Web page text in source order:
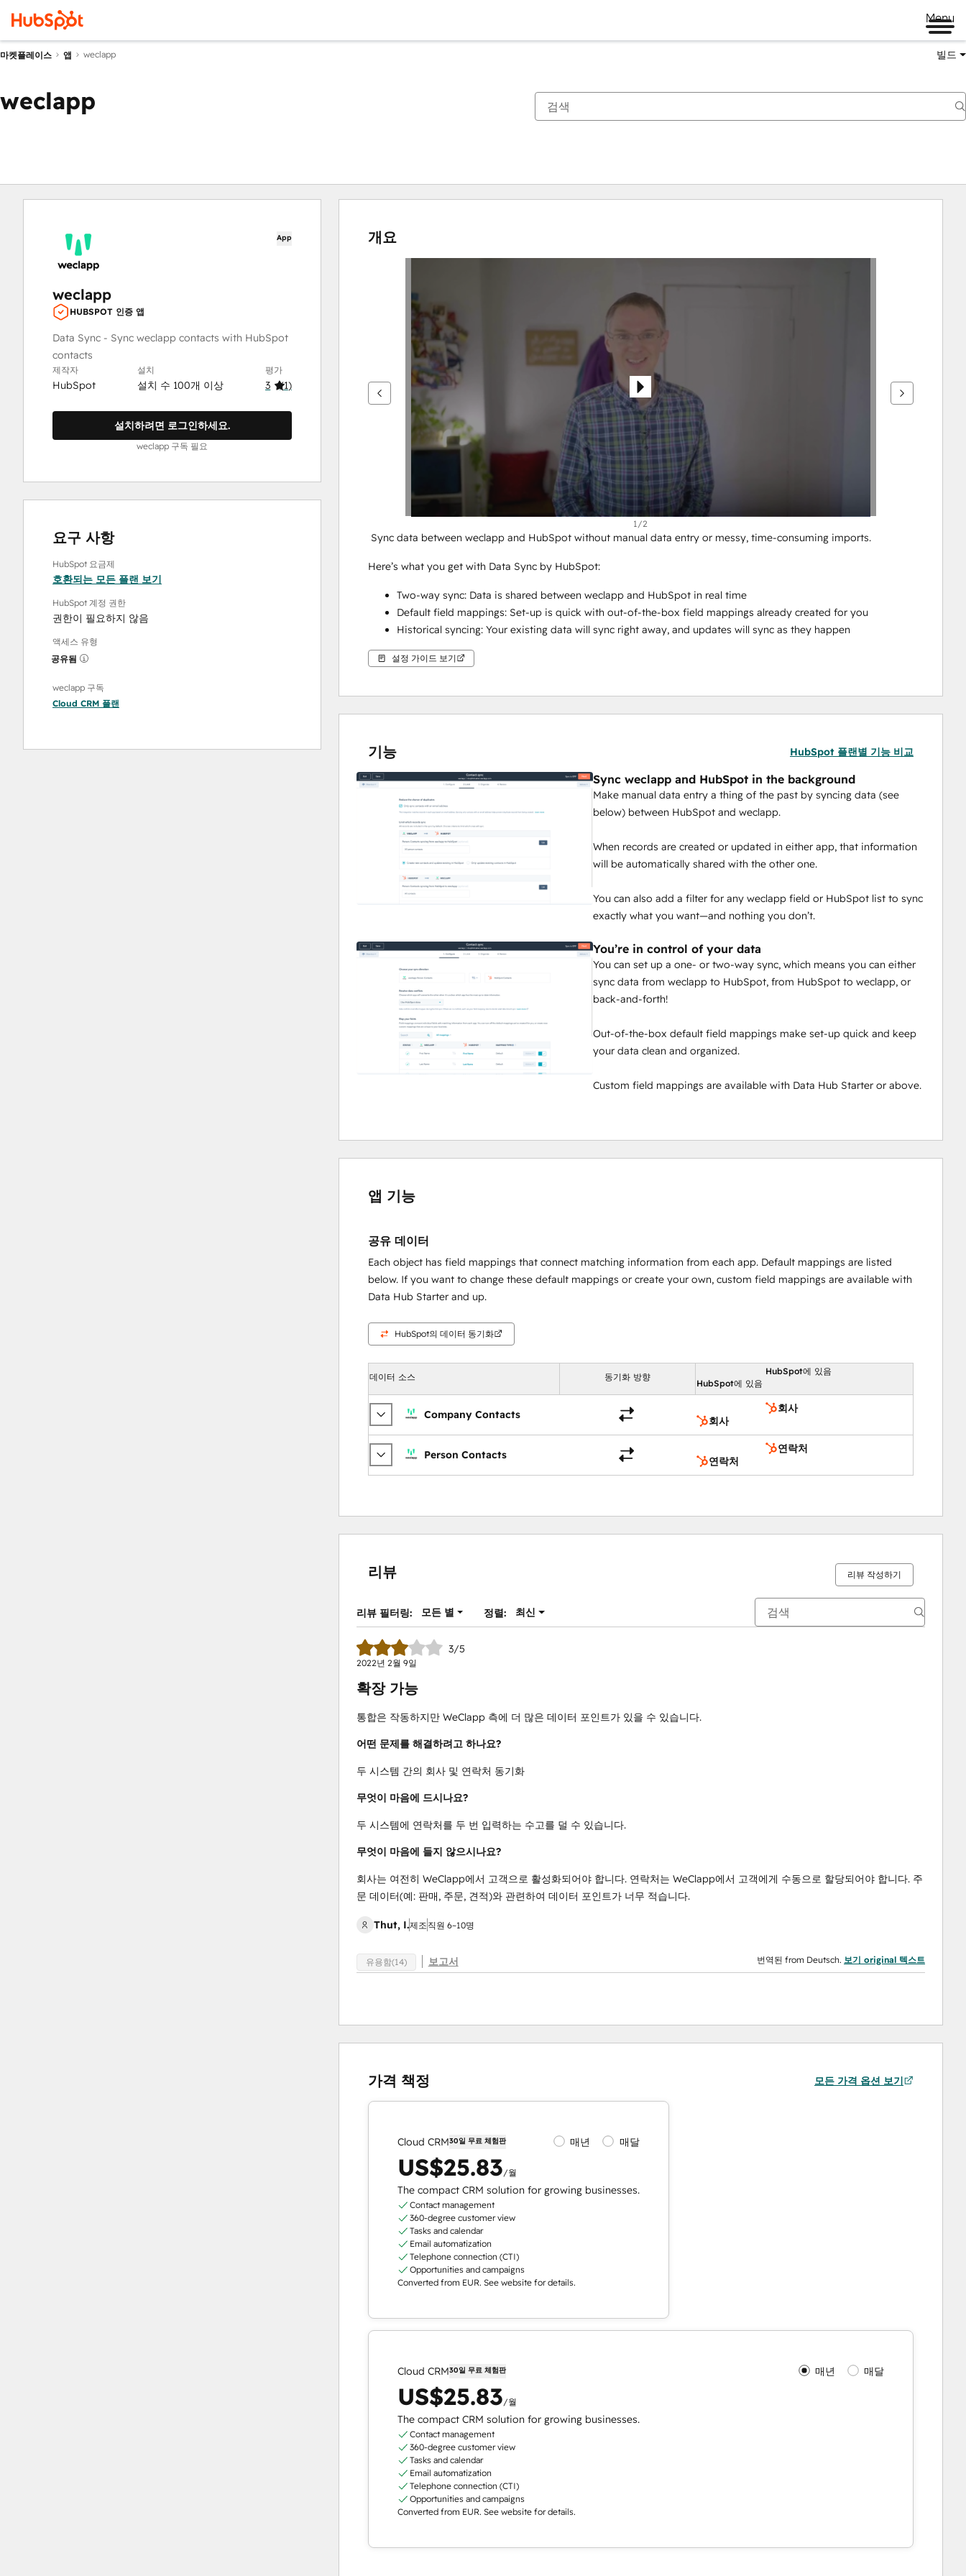
Menu
마켓플레이스 앱 weclapp 빌드
weclapp
App
weclapp
HUBSPOT 인증 앱
Data Sync - Sync weclapp contacts with HubSpot
contacts
제작자
HubSpot
설치
설치 수 100개 이상
평가
3 (1)
설치하려면 로그인하세요.
weclapp 구독 필요
요구 사항
HubSpot 요금제
호환되는 모든 플랜 보기
HubSpot 계정 권한
권한이 필요하지 않음
액세스 유형
공유됨
weclapp 구독
Cloud CRM 플랜
개요
면
화
십
1/2
Sync data between weclapp and HubSpot without manual data entry or messy, time-consuming imports.
Here’s what you get with Data Sync by HubSpot:
Two-way sync: Data is shared between weclapp and HubSpot in real time
Default field mappings: Set-up is quick with out-of-the-box field mappings already created for you
Historical syncing: Your existing data will sync right away, and updates will sync as they happen
설정 가이드 보기
기능 HubSpot 플랜별 기능 비교
Sync weclapp and HubSpot in the background
Make manual data entry a thing of the past by syncing data (see
below) between HubSpot and weclapp.
When records are created or updated in either app, that information
will be automatically shared with the other one.
You can also add a filter for any weclapp field or HubSpot list to sync
exactly what you want—and nothing you don’t.
You’re in control of your data
You can set up a one- or two-way sync, which means you can either
sync data from weclapp to HubSpot, from HubSpot to weclapp, or
back-and-forth!
Out-of-the-box default field mappings make set-up quick and keep
your data clean and organized.
Custom field mappings are available with Data Hub Starter or above.
앱 기능
공유 데이터
Each object has field mappings that connect matching information from each app. Default mappings are listed
below. If you want to change these default mappings or create your own, custom field mappings are available with
Data Hub Starter and up.
HubSpot의 데이터 동기화
데이터 소스 동기화 방향
HubSpot에 있음
HubSpot에 있음
Company Contacts
회사
회사
Person Contacts
연락처
연락처
리뷰 리뷰 작성하기
리뷰 필터링: 모든 별 정렬: 최신
3/5
2022년 2월 9일
확장 가능
통합은 작동하지만 WeClapp 측에 더 많은 데이터 포인트가 있을 수 있습니다.
어떤 문제를 해결하려고 하나요?
두 시스템 간의 회사 및 연락처 동기화
무엇이 마음에 드시나요?
두 시스템에 연락처를 두 번 입력하는 수고를 덜 수 있습니다.
무엇이 마음에 들지 않으시나요?
회사는 여전히 WeClapp에서 고객으로 활성화되어야 합니다. 연락처는 WeClapp에서 고객에게 수동으로 할당되어야 합니다. 주
문 데이터(예: 판매, 주문, 견적)와 관련하여 데이터 포인트가 너무 적습니다.
Thut, I.제조 직원 6~10명
유용함(14) 보고서 번역된 from Deutsch. 보기 original 텍스트
가격 책정 모든 가격 옵션 보기
Cloud CRM30일 무료 체험판 매년 매달
US$25.83/월
The compact CRM solution for growing businesses.
Contact management
360-degree customer view
Tasks and calendar
Email automatization
Telephone connection (CTI)
Opportunities and campaigns
Converted from EUR. See website for details.
Cloud CRM30일 무료 체험판 매년 매달
US$25.83/월
The compact CRM solution for growing businesses.
Contact management
360-degree customer view
Tasks and calendar
Email automatization
Telephone connection (CTI)
Opportunities and campaigns
Converted from EUR. See website for details.